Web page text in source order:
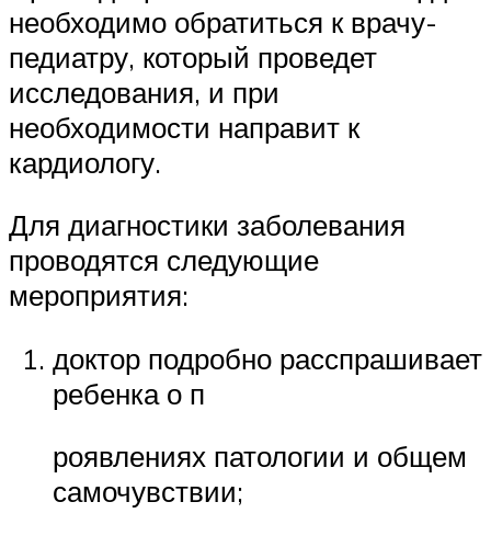
необходимо обратиться к врачу-
педиатру, который проведет
исследования, и при
необходимости направит к
кардиологу.
Для диагностики заболевания
проводятся следующие
мероприятия:
доктор подробно расспрашивает
ребенка о п
роявлениях патологии и общем
самочувствии;